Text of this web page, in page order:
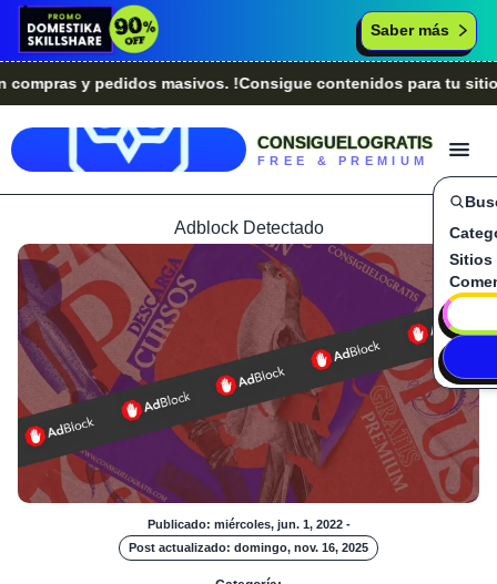
Saber más
y pedidos masivos. !Consigue contenidos para tu sitio
CONSIGUELOGRATIS
FREE & PREMIUM
Sitios
Adblock Detectado
Publicado: miércoles, jun. 1, 2022 -
Post actualizado: domingo, nov. 16, 2025